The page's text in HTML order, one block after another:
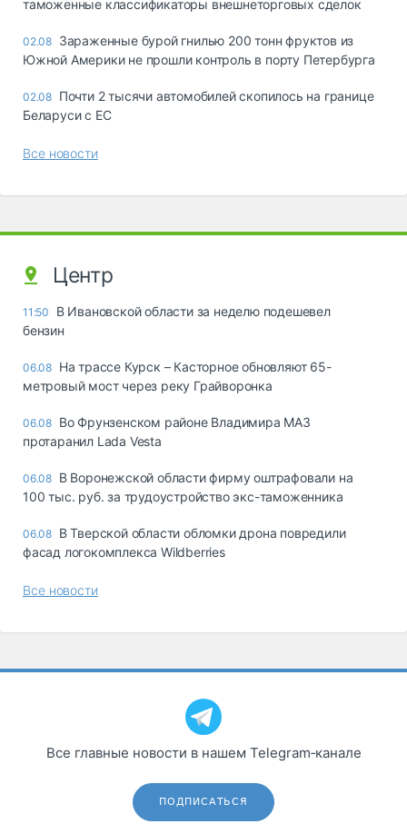
таможенные классификаторы внешнеторговых сделок
02.08 Зараженные бурой гнилью 200 тонн фруктов из
Южной Америки не прошли контроль в порту Петербурга
02.08 Почти 2 тысячи автомобилей скопилось на границе
Беларуси с ЕС
Все новости
Центр
11:50
В Ивановской области за неделю подешевел
бензин
06.08 На трассе Курск – Касторное обновляют 65-
метровый мост через реку Грайворонка
06.08 Во Фрунзенском районе Владимира МАЗ
протаранил Lada Vesta
06.08 В Воронежской области фирму оштрафовали на
100 тыс. руб. за трудоустройство экс-таможенника
06.08 В Тверской области обломки дрона повредили
фасад логокомплекса Wildberries
Все новости
Все главные новости в нашем Telegram‑канале
ПОДПИСАТЬСЯ